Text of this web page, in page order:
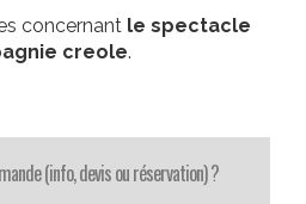
concernant le spectacle
creole.
(info, devis ou réservation) ?